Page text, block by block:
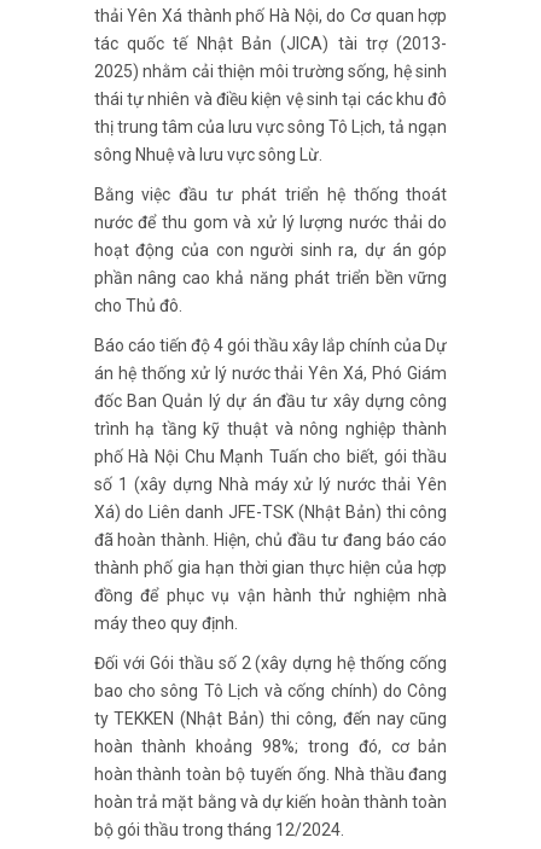
thải Yên Xá thành phố Hà Nội, do Cơ quan hợp
tác quốc tế Nhật Bản (JICA) tài trợ (2013-
2025) nhằm cải thiện môi trường sống, hệ sinh
thái tự nhiên và điều kiện vệ sinh tại các khu đô
thị trung tâm của lưu vực sông Tô Lịch, tả ngạn
sông Nhuệ và lưu vực sông Lừ.
Bằng việc đầu tư phát triển hệ thống thoát
nước để thu gom và xử lý lượng nước thải do
hoạt động của con người sinh ra, dự án góp
phần nâng cao khả năng phát triển bền vững
cho Thủ đô.
Báo cáo tiến độ 4 gói thầu xây lắp chính của Dự
án hệ thống xử lý nước thải Yên Xá, Phó Giám
đốc Ban Quản lý dự án đầu tư xây dựng công
trình hạ tầng kỹ thuật và nông nghiệp thành
phố Hà Nội Chu Mạnh Tuấn cho biết, gói thầu
số 1 (xây dựng Nhà máy xử lý nước thải Yên
Xá) do Liên danh JFE-TSK (Nhật Bản) thi công
đã hoàn thành. Hiện, chủ đầu tư đang báo cáo
thành phố gia hạn thời gian thực hiện của hợp
đồng để phục vụ vận hành thử nghiệm nhà
máy theo quy định.
Đối với Gói thầu số 2 (xây dựng hệ thống cống
bao cho sông Tô Lịch và cống chính) do Công
ty TEKKEN (Nhật Bản) thi công, đến nay cũng
hoàn thành khoảng 98%; trong đó, cơ bản
hoàn thành toàn bộ tuyến ống. Nhà thầu đang
hoàn trả mặt bằng và dự kiến hoàn thành toàn
bộ gói thầu trong tháng 12/2024.